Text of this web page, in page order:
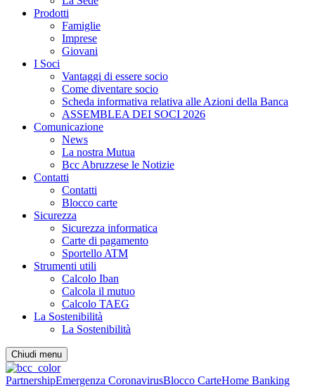
Prodotti
Famiglie
Imprese
Giovani
I Soci
Vantaggi di essere socio
Come diventare socio
Scheda informativa relativa alle Azioni della Banca
ASSEMBLEA DEI SOCI 2026
Comunicazione
News
La nostra Mutua
Bcc Abruzzese le Notizie
Contatti
Contatti
Blocco carte
Sicurezza
Sicurezza informatica
Carte di pagamento
Sportello ATM
Strumenti utili
Calcolo Iban
Calcola il mutuo
Calcolo TAEG
La Sostenibilità
La Sostenibilità
Chiudi menu
PartnershipEmergenza CoronavirusBlocco CarteHome Banking